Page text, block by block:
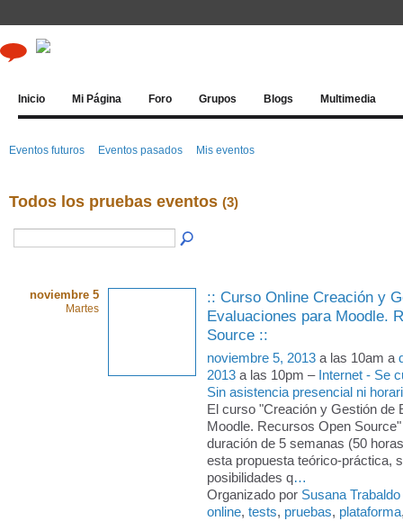
Inicio Mi Página Foro Grupos Blogs Multimedia
Eventos futuros Eventos pasados Mis eventos
Todos los pruebas eventos (3)
noviembre 5
Martes
:: Curso Online Creación y
Evaluaciones para Moodle.
Source ::
noviembre 5, 2013 a las 10am a
2013 a las 10pm – Internet - Se
Sin asistencia presencial ni
El curso "Creación y Gestión de
Moodle. Recursos Open
duración de 5 semanas (50
esta propuesta teórico-práctica,
posibilidades q…
Organizado por Susana Trabaldo
online, tests, pruebas, plataforma